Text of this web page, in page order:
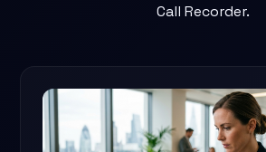
Call Recorder.